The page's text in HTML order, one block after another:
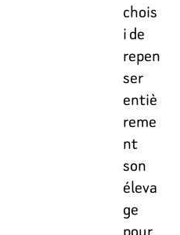
chois
i de
repen
ser
entiè
reme
nt
son
éleva
ge
pour